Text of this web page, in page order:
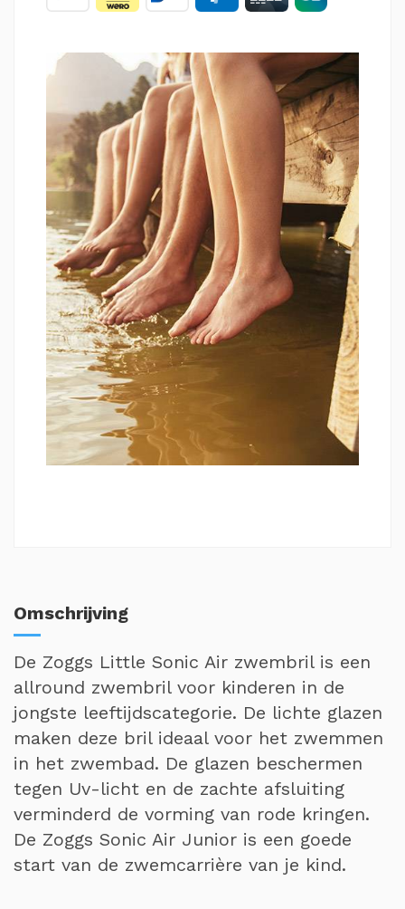
Omschrijving
De Zoggs Little Sonic Air zwembril is een
allround zwembril voor kinderen in de
jongste leeftijdscategorie. De lichte glazen
maken deze bril ideaal voor het zwemmen
in het zwembad. De glazen beschermen
tegen Uv-licht en de zachte afsluiting
verminderd de vorming van rode kringen.
De Zoggs Sonic Air Junior is een goede
start van de zwemcarrière van je kind.